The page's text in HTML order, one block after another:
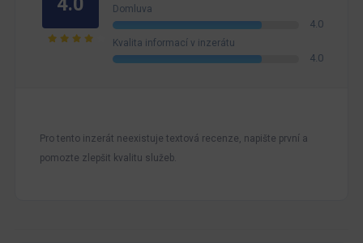
Domluva
4.0
Kvalita informací v inzerátu
4.0
Pro tento inzerát neexistuje textová recenze, napište první a
pomozte zlepšit kvalitu služeb.